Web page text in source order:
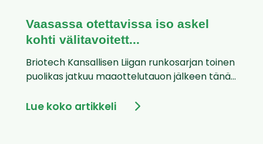
Vaasassa otettavissa iso askel
kohti välitavoitett...
Briotech Kansallisen Liigan runkosarjan toinen
puolikas jatkuu maaottelutauon jälkeen tänä...
Lue koko artikkeli